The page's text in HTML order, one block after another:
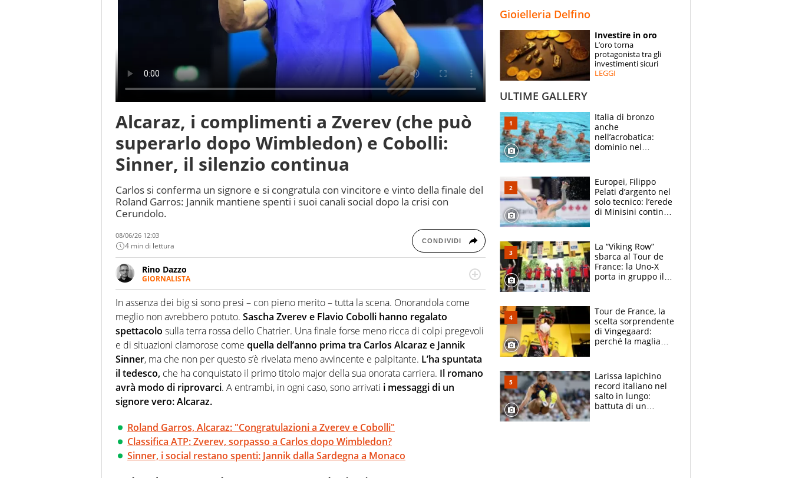
SPECIALI
ESPERTI
Alcaraz, i complimenti a Zverev (che può
superarlo dopo Wimbledon) e Cobolli:
Sinner, il silenzio continua
Carlos si conferma un signore e si congratula con vincitore e vinto della finale del
Roland Garros: Jannik mantiene spenti i suoi canali social dopo la crisi con
Cerundolo.
08/06/26 12:03
4 min di lettura CONDIVIDI
Rino Dazzo
GIORNALISTA
Se mai ci fosse modo di traslare il glossario del calcio in una nicchia di esperti, lui ne
farebbe parte. Non si perde una svista arbitrale né gli umori social del mondo delle
In assenza dei big si sono presi – con pieno merito – tutta la scena. Onorandola come
meglio non avrebbero potuto. Sascha Zverev e Flavio Cobolli hanno regalato
spettacolo sulla terra rossa dello Chatrier. Una finale forse meno ricca di colpi pregevoli
e di situazioni clamorose come quella dell’anno prima tra Carlos Alcaraz e Jannik
Sinner, ma che non per questo s’è rivelata meno avvincente e palpitante. L’ha spuntata
il tedesco, che ha conquistato il primo titolo major della sua onorata carriera. Il romano
avrà modo di riprovarci. A entrambi, in ogni caso, sono arrivati i messaggi di un
signore vero: Alcaraz.
Roland Garros, Alcaraz: "Congratulazioni a Zverev e Cobolli"
Classifica ATP: Zverev, sorpasso a Carlos dopo Wimbledon?
Sinner, i social restano spenti: Jannik dalla Sardegna a Monaco
Gioielleria Delfino
Investire in oro
L’oro torna
protagonista tra gli
investimenti sicuri
LEGGI
ULTIME GALLERY
Italia di bronzo
anche
nell’acrobatica:
dominio nel
e compagni
continuare
Europei, Filippo
Pelati d’argento nel
solo tecnico: l’erede
di Minisini continua
mirino
La “Viking Row”
sbarca al Tour de
France: la Uno-X
porta in gruppo il
compagni
Tour de France, la
scelta sorprendente
di Vingegaard:
perché la maglia
rischio da evitare
Larissa Iapichino
record italiano nel
salto in lungo:
battuta di un